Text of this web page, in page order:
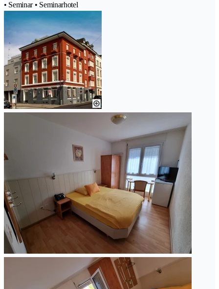
• Seminar • Seminarhotel